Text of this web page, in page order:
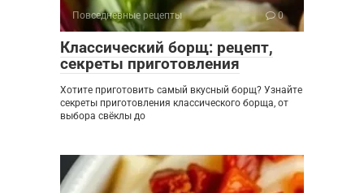
Повседневные рецепты 0
Классический борщ: рецепт,
секреты приготовления
Хотите приготовить самый вкусный борщ? Узнайте
секреты приготовления классического борща, от
выбора свёклы до